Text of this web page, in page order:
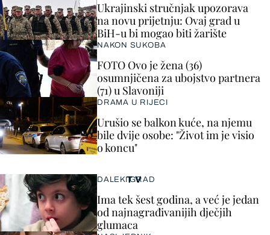
Ukrajinski stručnjak upozorava
na novu prijetnju: Ovaj grad u
BiH-u bi mogao biti žarište
NAKON SUKOBA
FOTO Ovo je žena (36)
osumnjičena za ubojstvo partnera
(71) u Slavoniji
DRAMA U RIJECI
Urušio se balkon kuće, na njemu
bile dvije osobe: "Život im je visio
o koncu"
TV
DALEKI GRAD
Ima tek šest godina, a već je jedan
od najnagrađivanijih dječjih
glumaca